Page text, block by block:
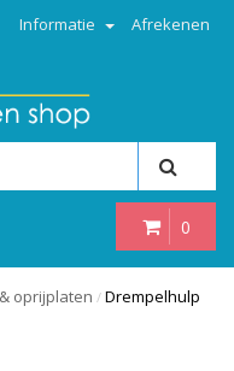
Informatie Afrekenen
0
oprijplaten / Drempelhulp